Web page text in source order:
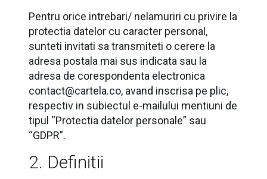
Pentru orice intrebari/ nelamuriri cu privire la
protectia datelor cu caracter personal,
sunteti invitati sa transmiteti o cerere la
adresa postala mai sus indicata sau la
adresa de corespondenta electronica
contact@cartela.co, avand inscrisa pe plic,
respectiv in subiectul e-mailului mentiuni de
tipul “Protectia datelor personale” sau
“GDPR”.
2. Definitii